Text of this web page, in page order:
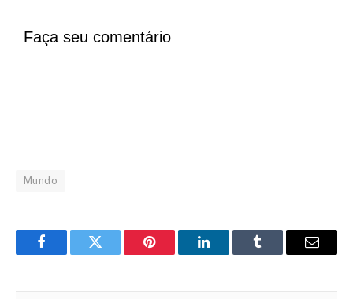
Faça seu comentário
Mundo
FacebookTwitter Pinterest LinkedInTumblr Email